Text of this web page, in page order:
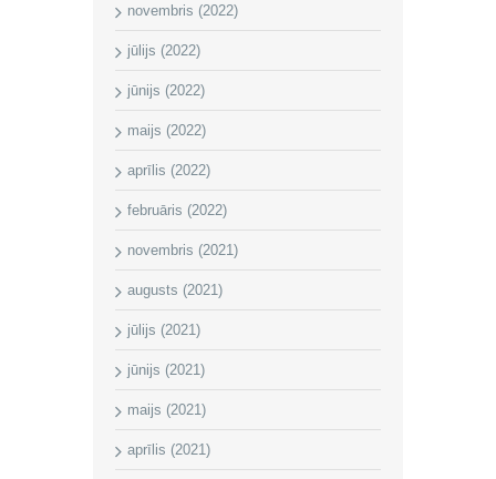
novembris (2022)
jūlijs (2022)
jūnijs (2022)
maijs (2022)
aprīlis (2022)
februāris (2022)
novembris (2021)
augusts (2021)
jūlijs (2021)
jūnijs (2021)
maijs (2021)
aprīlis (2021)